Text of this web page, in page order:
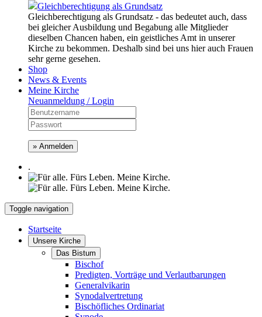
Gleichberechtigung als Grundsatz
Gleichberechtigung als Grundsatz - das bedeutet auch, dass
bei gleicher Ausbildung und Begabung alle Mitglieder
dieselben Chancen haben, ein geistliches Amt in unserer
Kirche zu bekommen. Deshalb sind bei uns hier auch Frauen
sehr gerne gesehen.
Shop
News & Events
Meine Kirche
Neuanmeldung / Login
» Anmelden
.
Toggle navigation
Startseite
Unsere Kirche
Das Bistum
Bischof
Predigten, Vorträge und Verlautbarungen
Generalvikarin
Synodalvertretung
Bischöfliches Ordinariat